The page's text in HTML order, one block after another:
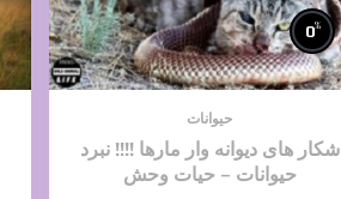
0%
حیوانات
شکار های دیوانه وار مارها !!!! نبرد
حیوانات – حیات وحش